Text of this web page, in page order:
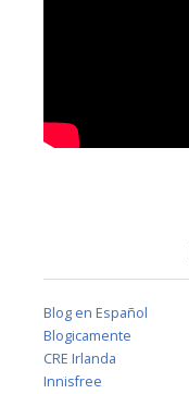
Blog en Español
Blogicamente
CRE Irlanda
Innisfree